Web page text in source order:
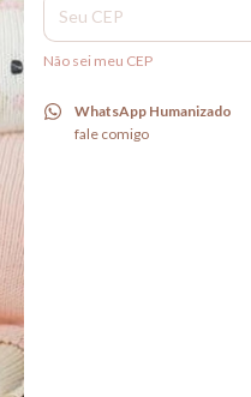
Não sei meu CEP
WhatsApp Humanizado
fale comigo